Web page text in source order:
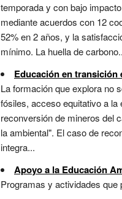
temporada y con bajo
mediante acuerdos con 12
52% en 2 años, y la
mínimo. La huella de
Educación en transición
La formación que explora no
fósiles, acceso equitativo a
reconversión de mineros del
la ambiental". El caso de
integra...
Apoyo a la Educación
Programas y actividades que